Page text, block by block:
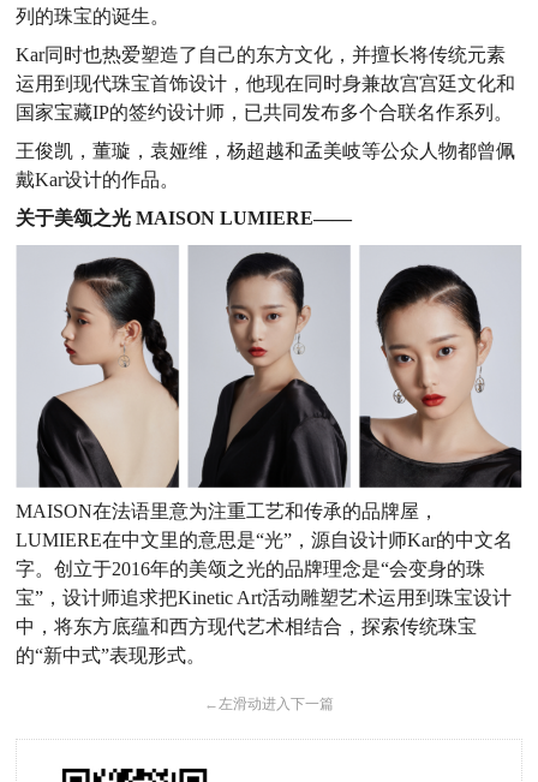
列的珠宝的诞生。
Kar同时也热爱塑造了自己的东方文化，并擅长将传统元素
运用到现代珠宝首饰设计，他现在同时身兼故宫宫廷文化和
国家宝藏IP的签约设计师，已共同发布多个合联名作系列。
王俊凯，董璇，袁娅维，杨超越和孟美岐等公众人物都曾佩
戴Kar设计的作品。
关于美颂之光 MAISON LUMIERE——
MAISON在法语里意为注重工艺和传承的品牌屋，
LUMIERE在中文里的意思是“光”，源自设计师Kar的中文名
字。创立于2016年的美颂之光的品牌理念是“会变身的珠
宝”，设计师追求把Kinetic Art活动雕塑艺术运用到珠宝设计
中，将东方底蕴和西方现代艺术相结合，探索传统珠宝
的“新中式”表现形式。
←左滑动进入下一篇